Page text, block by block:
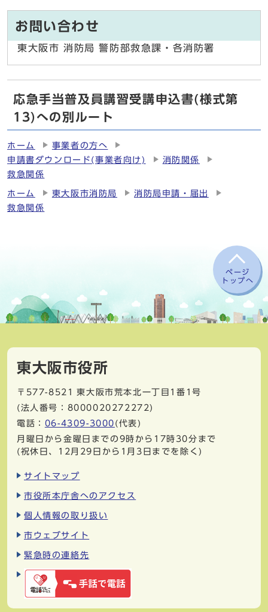
お問い合わせ
東大阪市 消防局 警防部救急課・各消防署
応急手当普及員講習受講申込書(様式第
13)への別ルート
ホーム
事業者の方へ
申請書ダウンロード(事業者向け)
消防関係
救急関係
ホーム 東大阪市消防局
消防局申請・届出
救急関係
ページ
トップへ
東大阪市役所
〒577-8521
東大阪市荒本北一丁目1番1号
(法人番号：8000020272272)
電話： 06-4309-3000 (代表)
月曜日から金曜日までの9時から17時30分まで
(祝休日、12月29日から1月3日までを除く)
サイトマップ
市役所本庁舎へのアクセス
個人情報の取り扱い
市ウェブサイト
緊急時の連絡先